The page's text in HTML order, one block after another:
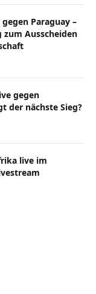
Paraguay –
zum Ausscheiden
gegen
der nächste Sieg?
live im